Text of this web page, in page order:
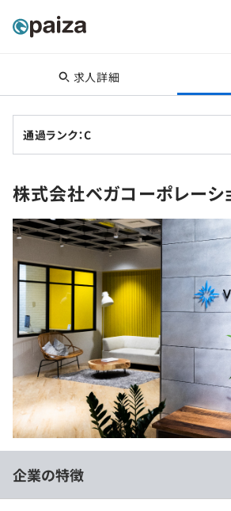
転職・キャリア
転職成功ガイド
転職エージェント
インタビュー
転職成功ガイド
新卒就活
求人検索
本選考
インターン
新卒エージェント
イベント・セミナー
インタビュー
学習
講座一覧
問題集
4択課題
ナレッジ
リファレンス
プラン
個人向けプラン
スキルチェック
プログラミング言語
SQL
評価結果一覧
再チャレンジ結果一覧
ゲーム・マンガ
メディア
Tech Team Journal
paiza times
note
paizaとは？
求人詳細
通過ランク：C
株式会社ベガコーポレーシ
企業の特徴